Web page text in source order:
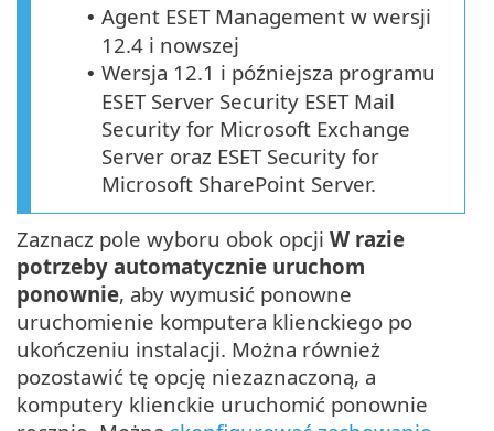
• Agent ESET Management w wersji
12.4 i nowszej
• Wersja 12.1 i późniejsza programu
ESET Server Security ESET Mail
Security for Microsoft Exchange
Server oraz ESET Security for
Microsoft SharePoint Server.
Zaznacz pole wyboru obok opcji W razie
potrzeby automatycznie uruchom
ponownie, aby wymusić ponowne
uruchomienie komputera klienckiego po
ukończeniu instalacji. Można również
pozostawić tę opcję niezaznaczoną, a
komputery klienckie uruchomić ponownie